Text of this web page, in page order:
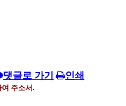
댓글로 가기 인쇄
주소서.